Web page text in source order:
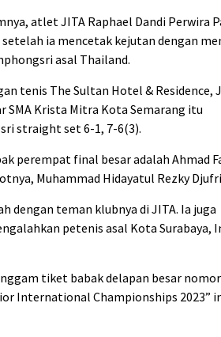
atlet JITA Raphael Dandi Perwira
ia mencetak kejutan dengan
asal Thailand.
tenis The Sultan Hotel & Residence,
SMA Krista Mitra Kota Semarang itu
straight set 6-1, 7-6(3).
perempat final besar adalah Ahmad
Muhammad Hidayatul Rezky
dengan teman klubnya di JITA. Ia juga
petenis asal Kota Surabaya,
tiket babak delapan besar
International Championships 2023”